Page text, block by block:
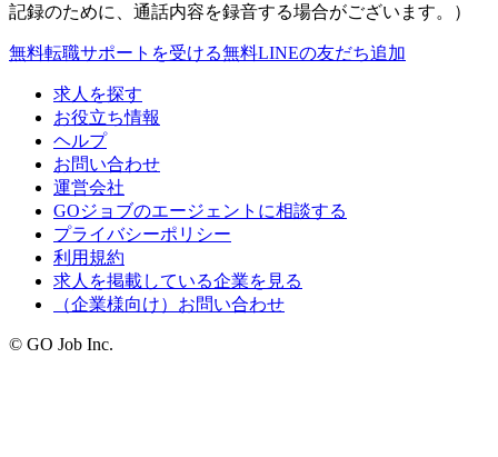
記録のために、通話内容を録音する場合がございます。）
無料転職サポートを受ける無料LINEの友だち追加
求人を探す
お役立ち情報
ヘルプ
お問い合わせ
運営会社
GOジョブのエージェントに相談する
プライバシーポリシー
利用規約
求人を掲載している企業を見る
（企業様向け）お問い合わせ
© GO Job Inc.